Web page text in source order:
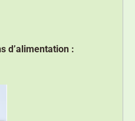
d’alimentation :